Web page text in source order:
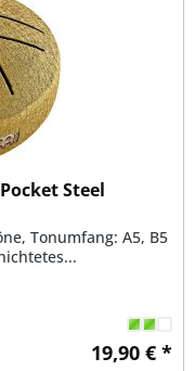
Steel
Tonumfang: A5, B5
19,90 € *